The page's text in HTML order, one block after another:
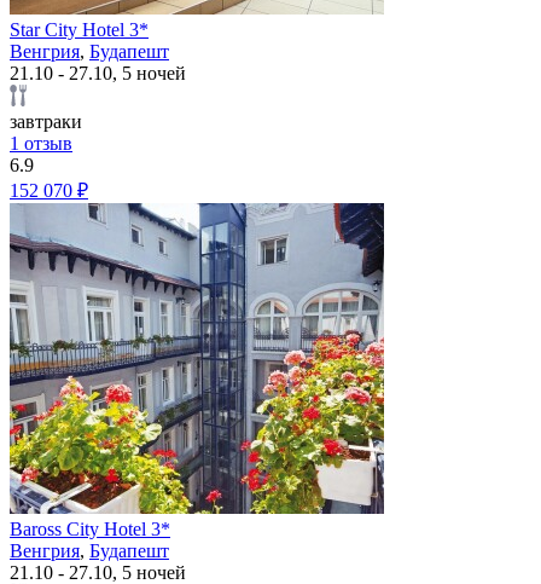
Star City Hotel 3*
Венгрия, Будапешт
21.10 - 27.10, 5 ночей
завтраки
1 отзыв
6.9
152 070 ₽
Baross City Hotel 3*
Венгрия, Будапешт
21.10 - 27.10, 5 ночей